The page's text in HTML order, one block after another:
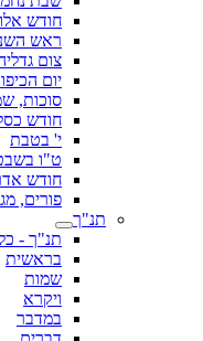
חודש
ראש
צום
יום
סוכות,
חודש
י' בטבת
ט"ו
חודש
פורים,
תנ"ך
תנ"ך -
בראשית
שמות
ויקרא
במדבר